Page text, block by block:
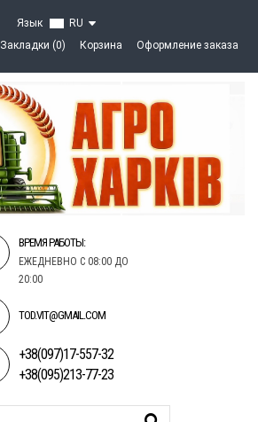
Язык
RU
Закладки (0) Корзина Оформление заказа
ВРЕМЯ РАБОТЫ:
ЕЖЕДНЕВНО С 08:00 ДО
20:00
TOD.VIT@GMAIL.COM
+38(097)17-557-32
+38(095)213-77-23